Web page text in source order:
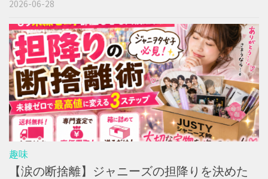
2026-06-28
趣味
【涙の断捨離】ジャニーズの担降りを決めた